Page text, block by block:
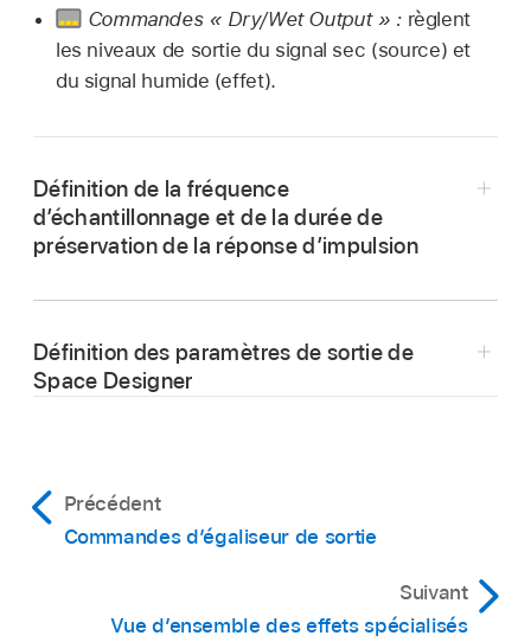
Commandes « Dry/Wet Output » : règlent
les niveaux de sortie du signal sec (source) et
du signal humide (effet).
Définition de la fréquence
d’échantillonnage et de la durée de
préservation de la réponse d’impulsion
Définition des paramètres de sortie de
Space Designer
Précédent
Commandes d’égaliseur de sortie
Suivant
Vue d’ensemble des effets spécialisés